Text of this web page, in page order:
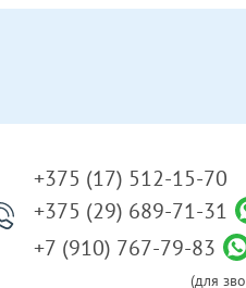
+375 (17) 512-15-70
+375 (29) 689-71-31
+7 (910) 767-79-83
(для